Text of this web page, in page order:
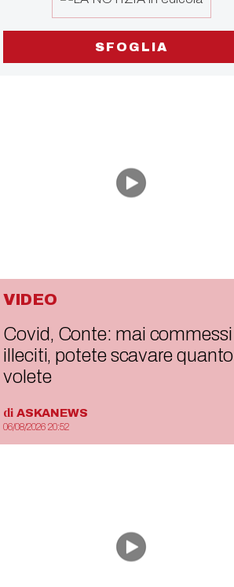
SFOGLIA
VIDEO
Covid, Conte: mai commessi
illeciti, potete scavare quanto
volete
di ASKANEWS
06/08/2026 20:52